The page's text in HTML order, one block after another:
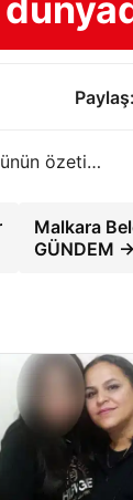
Paylaş:
özeti…
Malkara
GÜNDEM →